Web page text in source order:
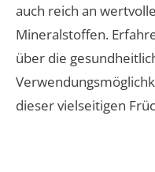
auch reich an
Mineralstoffen.
über die
dieser vielseitigen